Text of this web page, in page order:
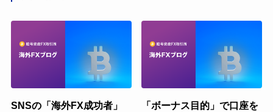
SNSの「海外FX成功者」
「ボーナス目的」で口座を